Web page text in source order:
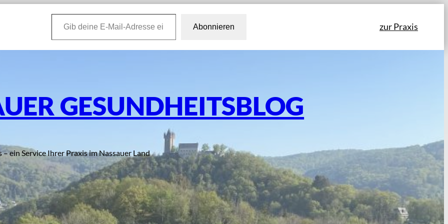
Gib deine E-Mail-Adresse ein …
Abonnieren zur Praxis
GESUNDHEITSBLOG
ein Service Ihrer Praxis im Nassauer Land